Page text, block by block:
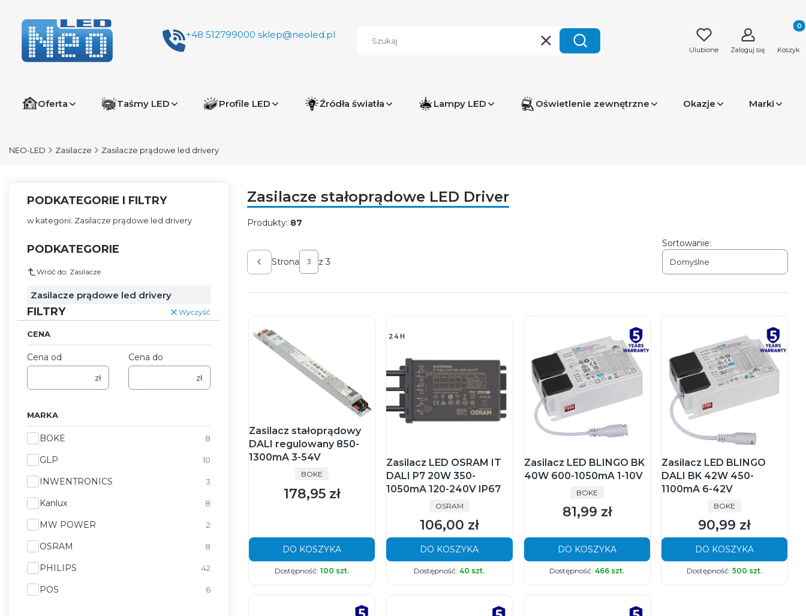
+48 512799000 sklep@neoled.pl
WyczyśćSzukaj Ulubione Zaloguj się Koszyk
Oferta Taśmy LED Profile LED Źródła światła Lampy LED Oświetlenie zewnętrzne Okazje Marki
NEO-LED Zasilacze Zasilacze prądowe led drivery
PODKATEGORIE I FILTRY
w kategorii: Zasilacze prądowe led drivery
PODKATEGORIE
Wróć do: Zasilacze
Zasilacze prądowe led drivery
FILTRY Wyczyść
CENA
Cena od
zł
Cena do
zł
MARKA
Marka
BOKE 8
GLP 10
INWENTRONICS 3
Kanlux 8
MW POWER 2
OSRAM 8
PHILIPS 42
POS 6
Zasilacze stałoprądowe LED Driver
Produkty: 87
Sortowanie:
Domyślne
Poprzednie produkty
Strona z 3
Zasilacz stałoprądowy
DALI regulowany 850-
1300mA 3-54V
PRODUCENT
BOKE
Cena
178,95 zł
DO KOSZYKA
Dostępność:100 szt.
24H
Zasilacz LED OSRAM IT
DALI P7 20W 350-
1050mA 120-240V IP67
PRODUCENT
OSRAM
Cena
106,00 zł
DO KOSZYKA
Dostępność:40 szt.
Zasilacz LED BLINGO BK
40W 600-1050mA 1-10V
PRODUCENT
BOKE
Cena
81,99 zł
DO KOSZYKA
Dostępność:466 szt.
Zasilacz LED BLINGO
DALI BK 42W 450-
1100mA 6-42V
PRODUCENT
BOKE
Cena
90,99 zł
DO KOSZYKA
Dostępność: 500 szt.